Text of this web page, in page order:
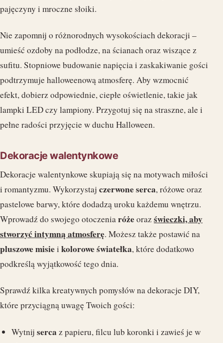
pajęczyny i mroczne słoiki.
Nie zapomnij o różnorodnych wysokościach dekoracji –
umieść ozdoby na podłodze, na ścianach oraz wiszące z
sufitu. Stopniowe budowanie napięcia i zaskakiwanie gości
podtrzymuje halloweenową atmosferę. Aby wzmocnić
efekt, dobierz odpowiednie, ciepłe oświetlenie, takie jak
lampki LED czy lampiony. Przygotuj się na straszne, ale i
pełne radości przyjęcie w duchu Halloween.
Dekoracje walentynkowe
Dekoracje walentynkowe skupiają się na motywach miłości
i romantyzmu. Wykorzystaj czerwone serca, różowe oraz
pastelowe barwy, które dodadzą uroku każdemu wnętrzu.
Wprowadź do swojego otoczeniaróżeorazświeczki, aby
stworzyć intymną atmosferę. Możesz także postawić na
pluszowe misiei kolorowe światełka, które dodatkowo
podkreślą wyjątkowość tego dnia.
Sprawdź kilka kreatywnych pomysłów na dekoracje DIY,
które przyciągną uwagę Twoich gości:
Wytnijserca z papieru, filcu lub koronki i zawieś je w